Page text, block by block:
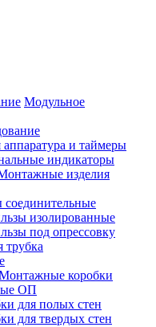
Модульное
и таймеры
индикаторы
изделия
изолированные
под опрессовку
трубка
коробки
ОП
для полых стен
для твердых стен